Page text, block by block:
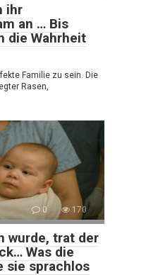
ihr
an … Bis
die Wahrheit
Familie zu sein. Die
Rasen,
0 170
wurde, trat der
Was die
sie sprachlos